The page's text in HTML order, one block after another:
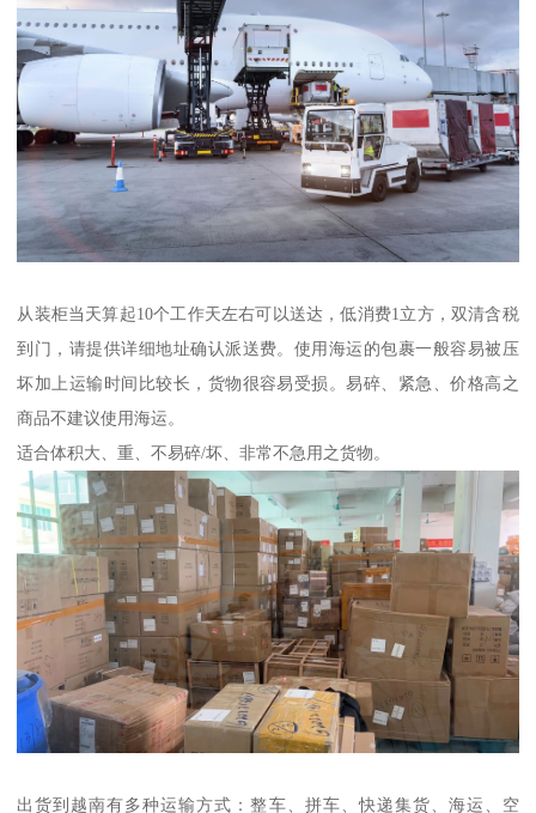
从装柜当天算起10个工作天左右可以送达，低消费1立方，双清含税
到门，请提供详细地址确认派送费。使用海运的包裹一般容易被压
坏加上运输时间比较长，货物很容易受损。易碎、紧急、价格高之
商品不建议使用海运。
适合体积大、重、不易碎/坏、非常不急用之货物。
出货到越南有多种运输方式：整车、拼车、快递集货、海运、空